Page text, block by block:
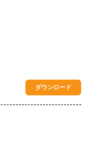
ダウンロード